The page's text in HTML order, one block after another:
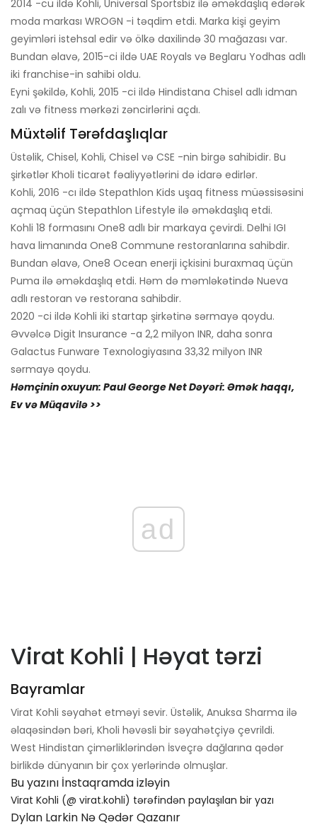
2014 -cü ildə Kohli, Universal Sportsbiz ilə əməkdaşlıq edərək
moda markası WROGN -i təqdim etdi. Marka kişi geyim
geyimləri istehsal edir və ölkə daxilində 30 mağazası var.
Bundan əlavə, 2015-ci ildə UAE Royals və Beglaru Yodhas adlı
iki franchise-in sahibi oldu.
Eyni şəkildə, Kohli, 2015 -ci ildə Hindistana Chisel adlı idman
zalı və fitness mərkəzi zəncirlərini açdı.
Müxtəlif Tərəfdaşlıqlar
Üstəlik, Chisel, Kohli, Chisel və CSE -nin birgə sahibidir. Bu
şirkətlər Kholi ticarət fəaliyyətlərini də idarə edirlər.
Kohli, 2016 -cı ildə Stepathlon Kids uşaq fitness müəssisəsini
açmaq üçün Stepathlon Lifestyle ilə əməkdaşlıq etdi.
Kohli 18 formasını One8 adlı bir markaya çevirdi. Delhi IGI
hava limanında One8 Commune restoranlarına sahibdir.
Bundan əlavə, One8 Ocean enerji içkisini buraxmaq üçün
Puma ilə əməkdaşlıq etdi. Həm də məmləkətində Nueva
adlı restoran və restorana sahibdir.
2020 -ci ildə Kohli iki startap şirkətinə sərmayə qoydu.
Əvvəlcə Digit Insurance -a 2,2 milyon INR, daha sonra
Galactus Funware Texnologiyasına 33,32 milyon INR
sərmayə qoydu.
Həmçinin oxuyun: Paul George Net Dəyəri: Əmək haqqı,
Ev və Müqavilə >>
ad
Virat Kohli | Həyat tərzi
Bayramlar
Virat Kohli səyahət etməyi sevir. Üstəlik, Anuksa Sharma ilə
əlaqəsindən bəri, Kholi həvəsli bir səyahətçiyə çevrildi.
West Hindistan çimərliklərindən İsveçrə dağlarına qədər
birlikdə dünyanın bir çox yerlərində olmuşlar.
Bu yazını İnstaqramda izləyin
Virat Kohli (@ virat.kohli) tərəfindən paylaşılan bir yazı
Dylan Larkin Nə Qədər Qazanır